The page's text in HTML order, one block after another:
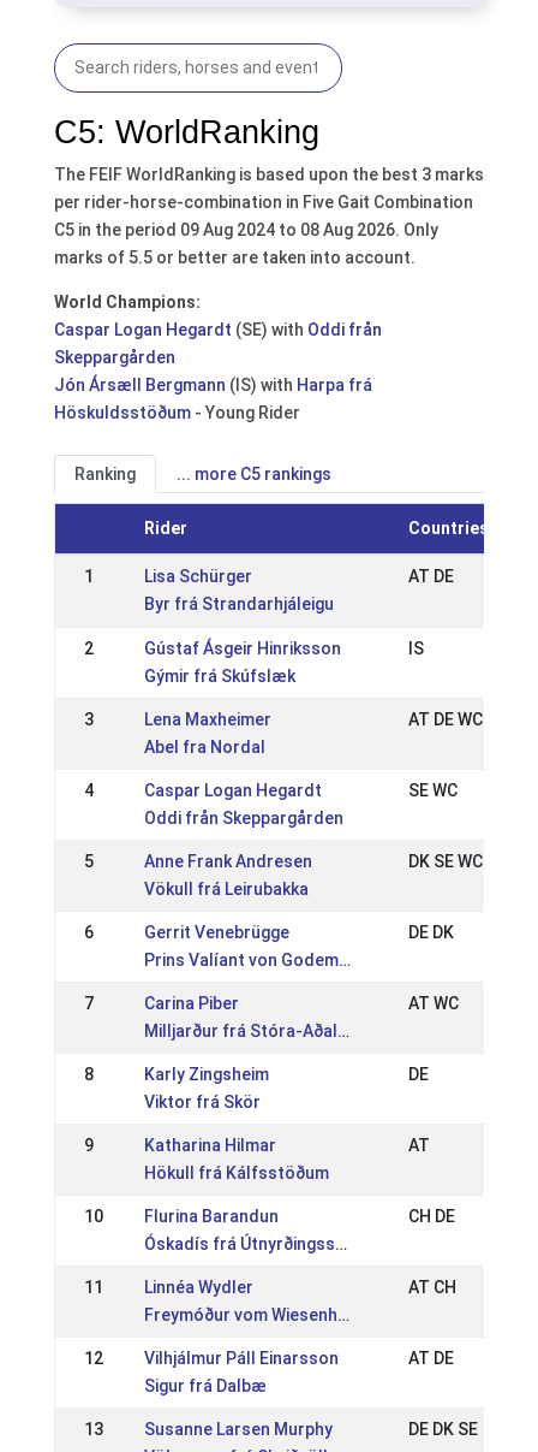
C5: WorldRanking
The FEIF WorldRanking is based upon the best 3 marks
per rider-horse-combination in Five Gait Combination
C5 in the period 09 Aug 2024 to 08 Aug 2026. Only
marks of 5.5 or better are taken into account.
World Champions:
Caspar Logan Hegardt (SE) with Oddi från
Skeppargården
Jón Ársæll Bergmann (IS) with Harpa frá
Höskuldsstöðum- Young Rider
Ranking ... more C5 rankings
Rider Countries
1
Lisa Schürger
Byr frá Strandarhjáleigu
AT DE
2
Gústaf Ásgeir Hinriksson
Gýmir frá Skúfslæk
IS
3
Lena Maxheimer
Abel fra Nordal
AT DE WC
4
Caspar Logan Hegardt
Oddi från Skeppargården
SE WC
5
Anne Frank Andresen
Vökull frá Leirubakka
DK SE WC
6
Gerrit Venebrügge
Prins Valíant von Godemoor
DE DK
7
Carina Piber
Milljarður frá Stóra-Aðalskarði
AT WC
8
Karly Zingsheim
Viktor frá Skör
DE
9
Katharina Hilmar
Hökull frá Kálfsstöðum
AT
10
Flurina Barandun
Óskadís frá Útnyrðingsstöðum
CH DE
11
Linnéa Wydler
Freymóður vom Wiesenhof
AT CH
12
Vilhjálmur Páll Einarsson
Sigur frá Dalbæ
AT DE
13
Susanne Larsen Murphy
DE DK SE